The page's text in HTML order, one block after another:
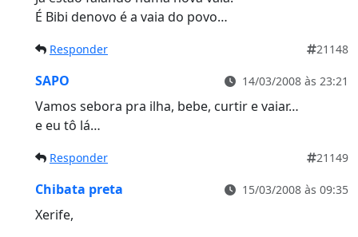
É Bibi denovo é a vaia do povo…
Responder 21148
SAPO 14/03/2008 às 23:21
Vamos sebora pra ilha, bebe, curtir e vaiar…
e eu tô lá…
Responder 21149
Chibata preta 15/03/2008 às 09:35
Xerife,